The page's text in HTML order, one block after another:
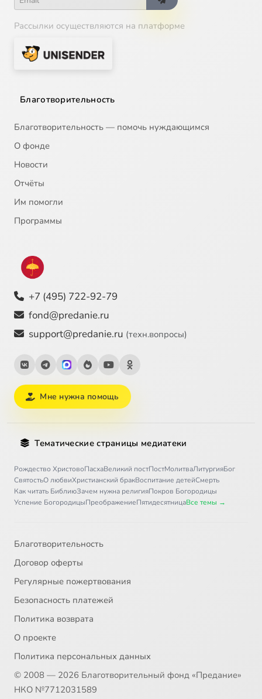
Рассылки осуществляются на платформе
Благотворительность
Благотворительность — помочь нуждающимся
О фонде
Новости
Отчёты
Им помогли
Программы
+7 (495) 722-92-79
fond@predanie.ru
support@predanie.ru (техн.вопросы)
Мне нужна помощь
Тематические страницы медиатеки
Рождество ХристовоПасхаВеликий постПостМолитваЛитургияБог
СвятостьО любвиХристианский бракВоспитание детейСмерть
Как читать БиблиюЗачем нужна религияПокров Богородицы
Успение БогородицыПреображениеПятидесятницаВсе темы →
Благотворительность
Договор оферты
Регулярные пожертвования
Безопасность платежей
Политика возврата
О проекте
Политика персональных данных
© 2008 — 2026 Благотворительный фонд «Предание»
НКО №7712031589